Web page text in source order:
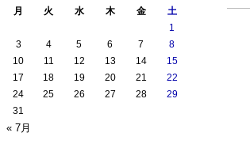
月 火 水 木 金 土
« 7月
1
3 4 5 6 7
8
10 11 12 13 14
15
17 18 19 20 21
22
24 25 26 27 28
29
31